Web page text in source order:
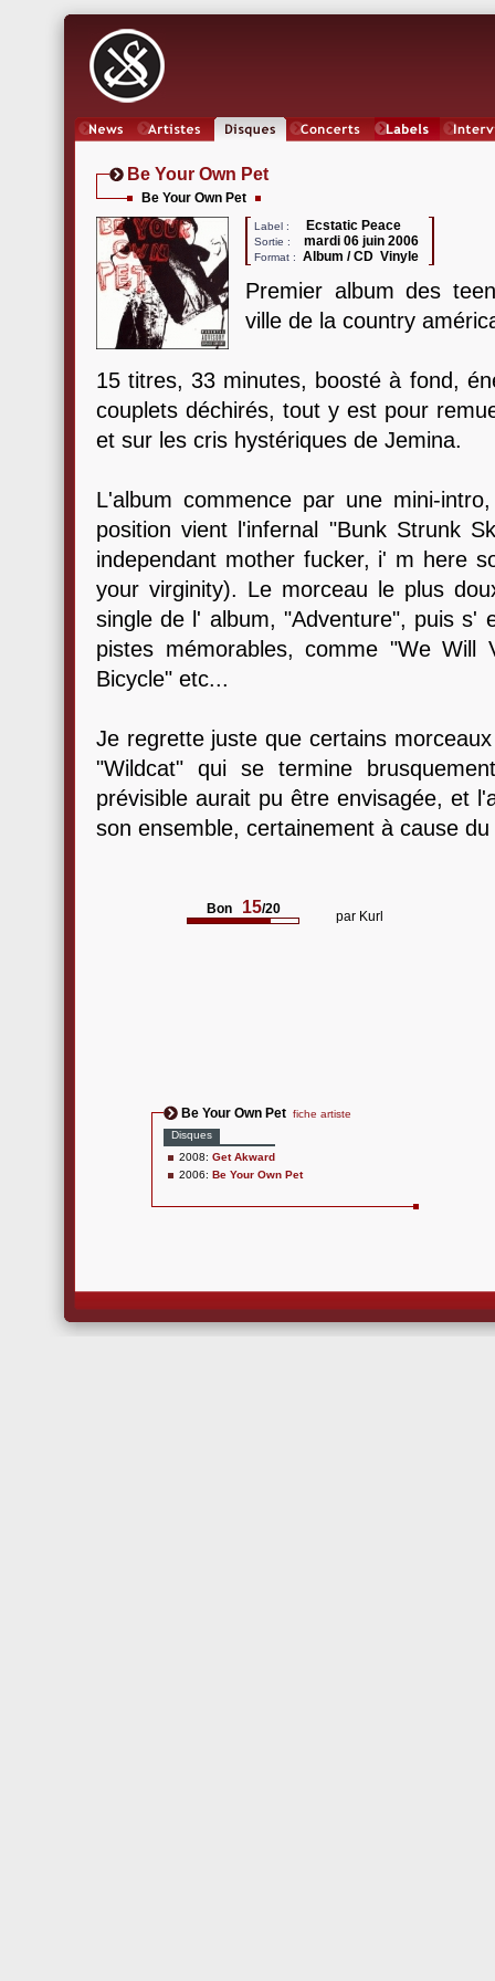
Be Your Own Pet
Be Your Own Pet
Label : Ecstatic Peace
Sortie : mardi 06 juin 2006
Format : Album / CD Vinyle
Premier album des
ville de la country
15 titres, 33 minutes, boosté à fond,
couplets déchirés, tout y est pour
et sur les cris hystériques de Jemina.
L'album commence par une mini-
position vient l'infernal "Bunk Strunk
independant mother fucker, i' m here
your virginity). Le morceau le plus
single de l' album, "Adventure", puis s'
pistes mémorables, comme "We Will
Bicycle" etc...
Je regrette juste que certains
"Wildcat" qui se termine
prévisible aurait pu être envisagée, et
son ensemble, certainement à cause
Bon 15/20 par Kurl
Be Your Own Pet fiche artiste
Disques
2008: Get Akward
2006: Be Your Own Pet